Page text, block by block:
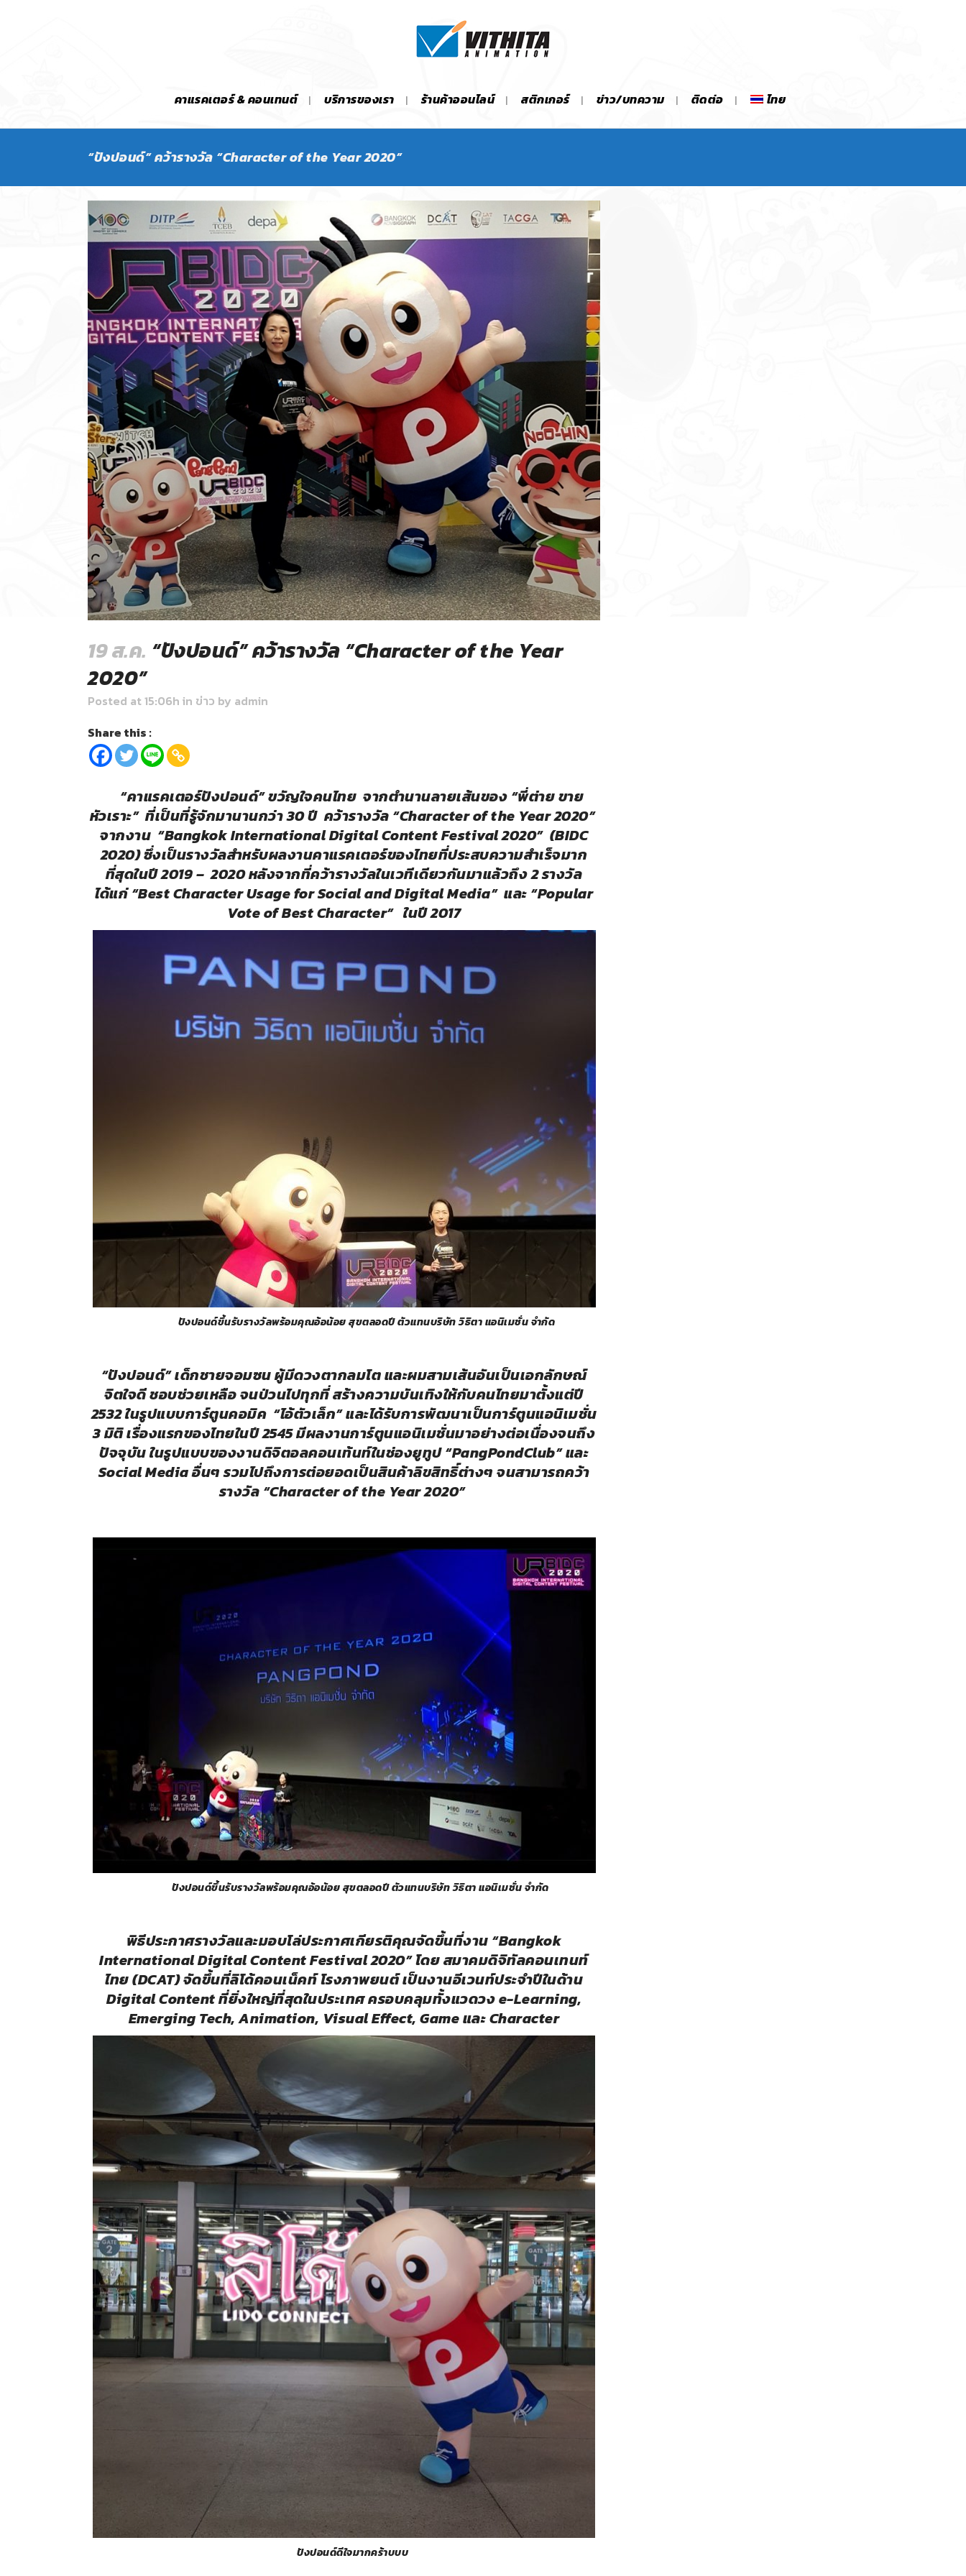
คาแรคเตอร์ & คอนเทนต์ บริการของเรา ร้านค้าออนไลน์ สติกเกอร์ ข่าว/บทความ ติดต่อ ไทย
“ปังปอนด์” คว้ารางวัล “Character of the Year 2020”
19 ส.ค. “ปังปอนด์” คว้ารางวัล “Character of the Year
2020”
Posted at 15:06h in ข่าว by admin
Share this :
“คาแรคเตอร์ปังปอนด์” ขวัญใจคนไทย จากตำนานลายเส้นของ “พี่ต่าย ขาย
หัวเราะ” ที่เป็นที่รู้จักมานานกว่า 30 ปี คว้ารางวัล “Character of the Year 2020”
จากงาน “Bangkok International Digital Content Festival 2020” (BIDC
2020)ซึ่งเป็นรางวัลสำหรับผลงานคาแรคเตอร์ของไทยที่ประสบความสำเร็จมาก
ที่สุดในปี 2019 – 2020 หลังจากที่คว้ารางวัลในเวทีเดียวกันมาแล้วถึง 2 รางวัล
ได้แก่“Best Character Usage for Social and Digital Media” และ “Popular
Vote of Best Character”ในปี 2017
ปังปอนด์ขึ้นรับรางวัลพร้อมคุณอ้อน้อย สุขตลอดปี ตัวแทนบริษัท วิธิตา แอนิเมชั่น จำกัด
“ปังปอนด์”เด็กชายจอมซน ผู้มีดวงตากลมโต และผมสามเส้นอันเป็นเอกลักษณ์
จิตใจดี ชอบช่วยเหลือจนป่วนไปทุกที่ สร้างความบันเทิงให้กับคนไทยมาตั้งแต่ปี
2532 ในรูปแบบการ์ตูนคอมิค “ไอ้ตัวเล็ก” และได้รับการพัฒนาเป็นการ์ตูนแอนิเมชั่น
3 มิติ เรื่องแรกของไทยในปี 2545 มีผลงานการ์ตูนแอนิเมชั่นมาอย่างต่อเนื่องจนถึง
ปัจจุบัน ในรูปแบบของงานดิจิตอลคอนเท้นท์ในช่องยูทูป “PangPondClub” และ
Social Media อื่นๆ รวมไปถึงการต่อยอดเป็นสินค้าลิขสิทธิ์ต่างๆ จนสามารถคว้า
รางวัล “Character of the Year 2020”
ปังปอนด์ขึ้นรับรางวัลพร้อมคุณอ้อน้อย สุขตลอดปี ตัวแทนบริษัท วิธิตา แอนิเมชั่น จำกัด
พิธีประกาศรางวัลและมอบโล่ประกาศเกียรติคุณจัดขึ้นที่งาน “Bangkok
International Digital Content Festival 2020”โดย สมาคมดิจิทัลคอนเทนท์
ไทย (DCAT) จัดขึ้นที่ลิโด้คอนเน็คท์ โรงภาพยนต์ เป็นงานอีเวนท์ประจำปีในด้าน
Digital Content ที่ยิ่งใหญ่ที่สุดในประเทศ ครอบคลุมทั้งแวดวงe-Learning,
Emerging Tech, Animation, Visual Effect, GameและCharacter
ปังปอนด์ดีใจมากคร้าบบบ